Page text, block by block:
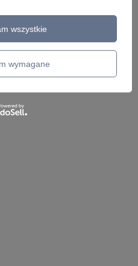
LED
Czarna prosta
399,00 zł / szt.
wymagane
wszystkie